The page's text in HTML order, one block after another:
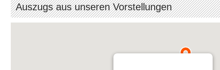
Auszugs aus unseren Vorstellungen